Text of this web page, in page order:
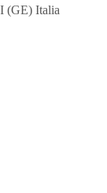
(GE) Italia